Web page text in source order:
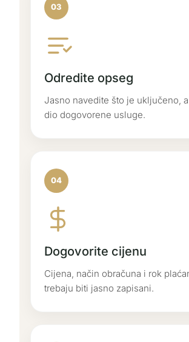
03
Odredite opseg
Jasno navedite što je uključeno,
dio dogovorene usluge.
04
Dogovorite cijenu
Cijena, način obračuna i rok
trebaju biti jasno zapisani.